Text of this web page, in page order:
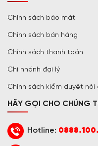
Chính sách bảo mật
Chính sách bán hàng
Chính sách thanh toán
Chi nhánh đại lý
Chính sách kiểm duyệt nội
HÃY GỌI CHO CHÚNG
Hotline: